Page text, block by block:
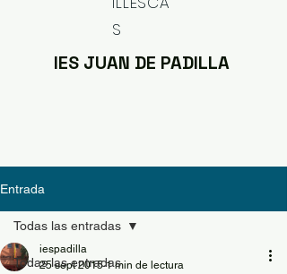
S
IES JUAN DE PADILLA
Entrada
Todas las entradas
Todas las entradas
iespadilla
25 sept 2015 1 min de lectura